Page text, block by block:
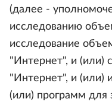
(далее -
исследованию
исследование
"Интернет", и (или)
"Интернет", и (или)
(или) программ для